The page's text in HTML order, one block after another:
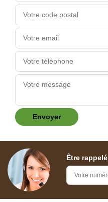
Être rappelé